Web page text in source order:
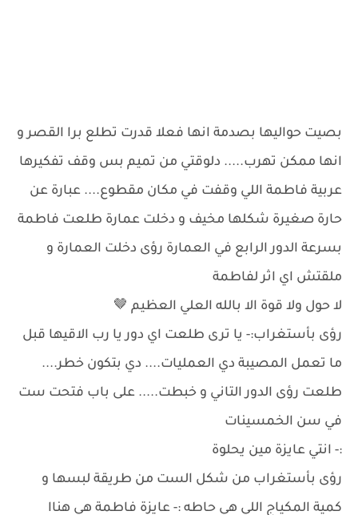
بصيت حواليها بصدمة انها فعلا قدرت تطلع برا القصر و
انها ممكن تهرب..... دلوقتي من تميم بس وقف تفكيرها
عربية فاطمة اللي وقفت في مكان مقطوع.... عبارة عن
حارة صغيرة شكلها مخيف و دخلت عمارة طلعت فاطمة
بسرعة الدور الرابع في العمارة رؤى دخلت العمارة و
ملقتش اي اثر لفاطمة
لا حول ولا قوة الا بالله العلي العظيم 🤎
رؤى بأستغراب:- يا ترى طلعت اي دور يا رب الاقيها قبل
ما تعمل المصيبة دي العمليات.... دي بتكون خطر....
طلعت رؤى الدور التاني و خبطت..... على باب فتحت ست
في سن الخمسينات
:- انتي عايزة مين يحلوة
رؤى بأستغراب من شكل الست من طريقة لبسها و
كمية المكياج اللي هي حاطه :- عايزة فاطمة هي هناا